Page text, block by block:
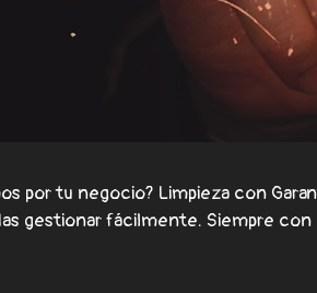
por tu negocio? Limpieza con
gestionar fácilmente. Siempre